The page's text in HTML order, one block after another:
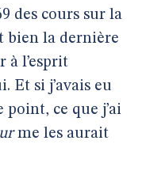
des cours sur la
bien la dernière
à l’esprit
Et si j’avais eu
point, ce que j’ai
me les aurait